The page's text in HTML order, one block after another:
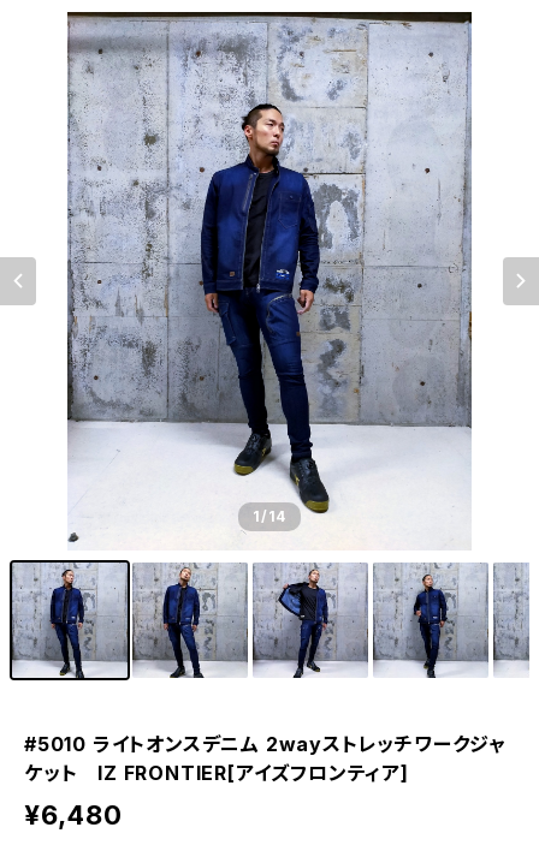
1/14
#5010 ライトオンスデニム 2wayストレッチワークジャ
ケット IZ FRONTIER[アイズフロンティア]
¥6,480